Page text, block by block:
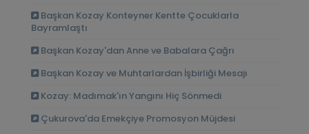
Başkan Kozay Konteyner Kentte Çocuklarla
Bayramlaştı
Başkan Kozay'dan Anne ve Babalara Çağrı
Başkan Kozay ve Muhtarlardan İşbirliği Mesajı
Kozay: Madımak'ın Yangını Hiç Sönmedi
Çukurova'da Emekçiye Promosyon Müjdesi